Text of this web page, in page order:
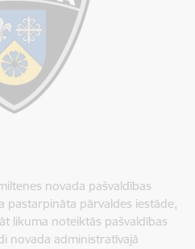
novada pašvaldības
pastarpināta pārvaldes iestāde,
likuma noteiktās pašvaldības
novada administratīvajā